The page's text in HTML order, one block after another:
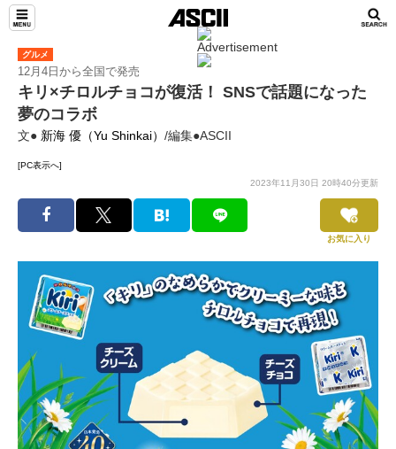
グルメ
12月4日から全国で発売
キリ×チロルチョコが復活！ SNSで話題になった
夢のコラボ
文● 新海 優（Yu Shinkai） /編集●ASCII
[PC表示へ]
2023年11月30日 20時40分更新
お気に入り